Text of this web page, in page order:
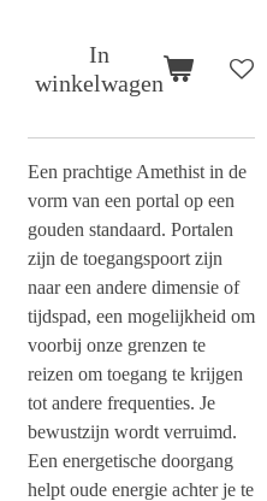
In
winkelwagen
Een prachtige Amethist in de
vorm van een portal op een
gouden standaard. Portalen
zijn de toegangspoort zijn
naar een andere dimensie of
tijdspad, een mogelijkheid om
voorbij onze grenzen te
reizen om toegang te krijgen
tot andere frequenties. Je
bewustzijn wordt verruimd.
Een energetische doorgang
helpt oude energie achter je te